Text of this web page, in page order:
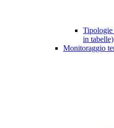
Tipologie
in tabelle)
Monitoraggio